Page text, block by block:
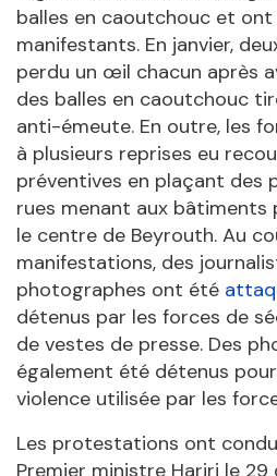
balles en caoutchouc et ont
manifestants. En janvier,
perdu un œil chacun après
des balles en caoutchouc
anti-émeute. En outre, les
à plusieurs reprises eu
préventives en plaçant des
rues menant aux bâtiments
le centre de Beyrouth. Au
manifestations, des
photographes ont été
détenus par les forces de
de vestes de presse. Des
également été détenus
violence utilisée par les
Les protestations ont